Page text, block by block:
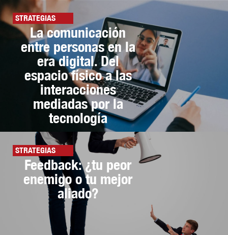
STRATEGIAS
La comunicación
entre personas en la
era digital. Del
espacio físico a las
interacciones
mediadas por la
tecnología
STRATEGIAS
Feedback: ¿tu peor
enemigo o tu mejor
aliado?